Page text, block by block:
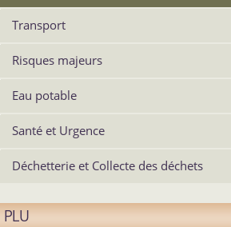
Transport
Risques majeurs
Eau potable
Santé et Urgence
Déchetterie et Collecte des déchets
PLU